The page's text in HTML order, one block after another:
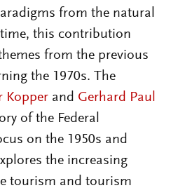
from the natural
this contribution
from the previous
the 1970s. The
Kopper and Gerhard Paul
of the Federal
on the 1950s and
the increasing
tourism and tourism